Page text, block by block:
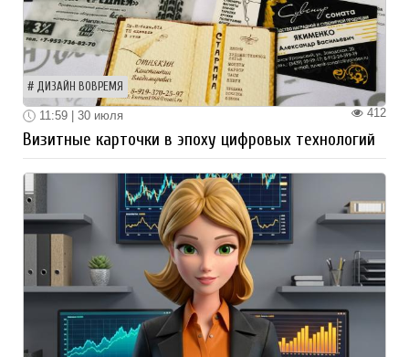
ДИЗАЙН ВОВРЕМЯ
412
11:59 | 30 июля
Визитные карточки в эпоху цифровых технологий